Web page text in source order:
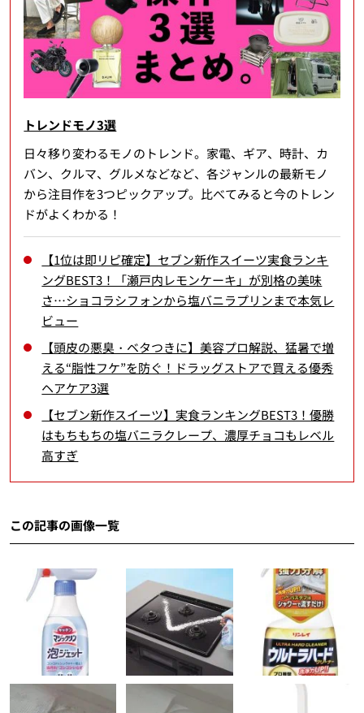
トレンドモノ3選
日々移り変わるモノのトレンド。家電、ギア、時計、カ
バン、クルマ、グルメなどなど、各ジャンルの最新モノ
から注目作を3つピックアップ。比べてみると今のトレン
ドがよくわかる！
【1位は即リピ確定】セブン新作スイーツ実食ランキ
ングBEST3！「瀬戸内レモンケーキ」が別格の美味
さ…ショコラシフォンから塩バニラプリンまで本気レ
ビュー
【頭皮の悪臭・ベタつきに】美容プロ解説、猛暑で増
える“脂性フケ”を防ぐ！ドラッグストアで買える優秀
ヘアケア3選
【セブン新作スイーツ】実食ランキングBEST3！優勝
はもちもちの塩バニラクレープ、濃厚チョコもレベル
高すぎ
この記事の画像一覧